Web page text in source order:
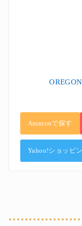
Amazonで探す
Yahoo!ショッピ